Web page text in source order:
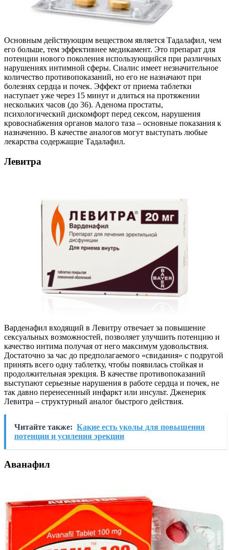
Основным действующим веществом является Тадалафил, чем
его больше, тем эффективнее медикамент. Это препарат для
потенции нового поколения использующийся при различных
нарушениях интимной сферы. Сиалис имеет незначительное
количество противопоказаний, но его не назначают при
болезнях сердца и почек. Эффект от приема таблетки
наступает уже через 15 минут и длиться на протяжении
нескольких часов (до 36). Аденома простаты,
психологический дискомфорт перед сексом, нарушения
кровоснабжения органов малого таза – основные показания к
назначению. В качестве аналогов могут выступать любые
лекарства содержащие Тадалафил.
Левитра
Варденафил входящий в Левитру отвечает за повышение
сексуальных возможностей, позволяет улучшить потенцию и
качество интима получая от него максимум удовольствия.
Достаточно за час до предполагаемого «свидания» с подругой
принять всего одну таблетку, чтобы появилась стойкая и
продолжительная эрекция. В качестве противопоказаний
выступают серьезные нарушения в работе сердца и почек, не
так давно перенесенный инфаркт или инсульт. Дженерик
Левитра – структурный аналог быстрого действия.
Читайте также: Какие есть уколы для повышения
потенции и усиления эрекции
Аванафил